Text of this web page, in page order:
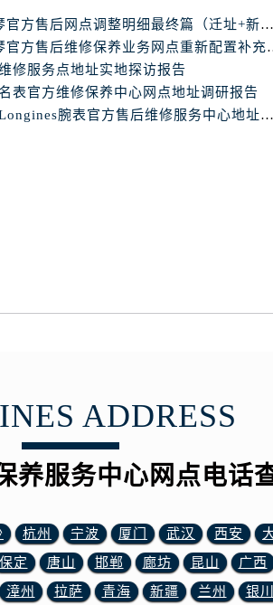
琴售后服务中心（需提前预约）
心（需提前预约）
心（需提前预约）
需提前预约）
浪琴售后服务中心（需提前预约）
（需提前预约）
需提前预约）
心（需提前预约）
）
心（需提前预约）
中心（需提前预约）
中心（需提前预约）
）
约）
店3楼浪琴售后服务中心（需提前预约
2026年6月浪琴官方售后网点调整明细最终篇（迁址+新开业）
2026年6月浪琴官
修服务点地址实地探访报告
表官方维修保养中心网点地址调研报告
2026最新浪琴Longines腕表官方售后维修服务中心地址调研报告
ADDRESS
养服务中心网点电话
杭州 宁波 厦门 武汉 西安
保定 唐山 邯郸 廊坊 昆山
广西
漳州 拉萨 青海 新疆 兰州
银